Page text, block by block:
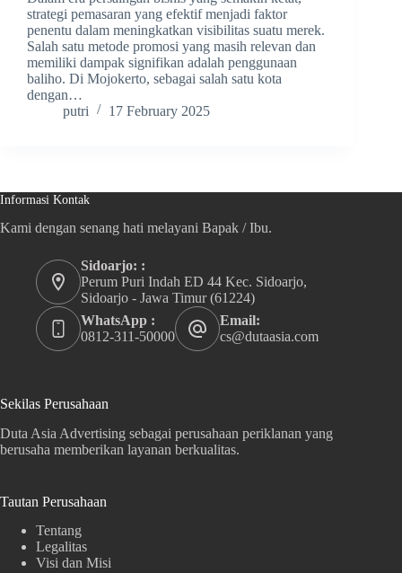
strategi pemasaran yang efektif menjadi faktor
penentu dalam meningkatkan visibilitas suatu merek.
Salah satu metode promosi yang masih relevan dan
memiliki dampak signifikan adalah penggunaan
baliho. Di Mojokerto, sebagai salah satu kota
dengan…
putri
17 February 2025
Informasi Kontak
Kami dengan senang hati melayani Bapak / Ibu.
Sidoarjo: :
Perum Puri Indah ED 44 Kec. Sidoarjo,
Sidoarjo - Jawa Timur (61224)
WhatsApp :
0812-311-50000
Email:
cs@dutaasia.com
Sekilas Perusahaan
Duta Asia Advertising sebagai perusahaan periklanan yang
berusaha memberikan layanan berkualitas.
Tautan Perusahaan
Tentang
Legalitas
Visi dan Misi